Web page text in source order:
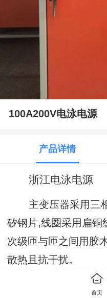
100A200V电泳电源
产品详情
浙江电泳电源
主变压器采用三
矽钢片,线圈采用扁铜
次级匝与匝之间用胶
散热且抗干扰。
箱体为框架结构
首页